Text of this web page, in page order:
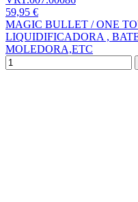
59,95 €
MAGIC BULLET / ONE
LIQUIDIFICADORA ,
MOLEDORA,ETC